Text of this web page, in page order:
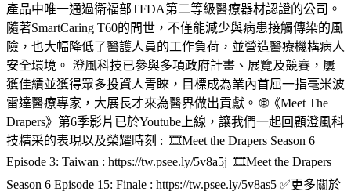
產品中唯一通過衛福部TFDA第二等級醫療器材認證的公司。
隨著SmartCaring T60的問世，不僅能減少與病患接觸傳染的風
險，也大幅降低了醫護人員的工作負荷，並營造醫療機構病人
安全環境。 澄風科技已參與多項政府計畫、展覽及競賽，屢
獲佳績並獲得眾多投資人青睞，目標成為業內首屈一指毫米波
雷達醫療專家，大展長才來為醫界做出貢獻。 🌐《Meet The
Drapers》第6季影片已於Youtube上線，讓我們一起回顧澄風科
技精采的表現以及榮耀時刻 : 🎞️Meet the Drapers Season 6
Episode 3: Taiwan : https://tw.psee.ly/5v8a5j 🎞️Meet the Drapers
Season 6 Episode 15: Finale : https://tw.psee.ly/5v8as5 ✅更多關於